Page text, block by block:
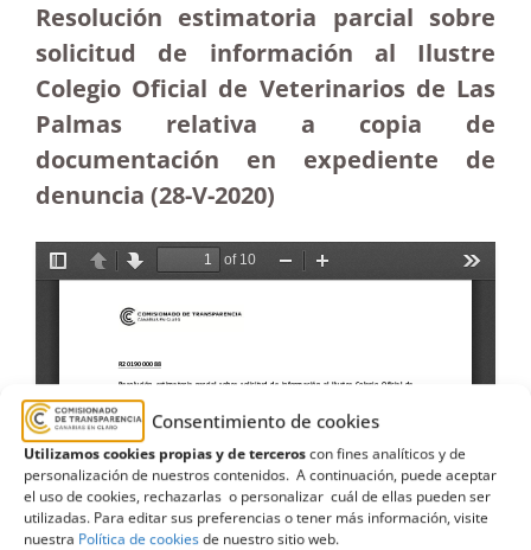
Consentimiento de cookies
Utilizamos cookies propias y de terceroscon fines analíticos y de
personalización de nuestros contenidos. A continuación, puede aceptar
el uso de cookies, rechazarlas o personalizar cuál de ellas pueden ser
utilizadas. Para editar sus preferencias o tener más información, visite
nuestra Política de cookiesde nuestro sitio web.
Resolución estimatoria parcial sobre
solicitud de información al Ilustre
Colegio Oficial de Veterinarios de Las
Palmas relativa a copia de
documentación en expediente de
denuncia (28-V-2020)